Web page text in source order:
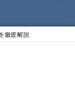
徹底解説